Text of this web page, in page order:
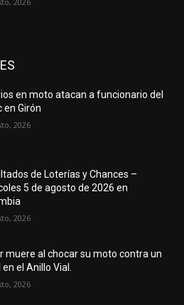
en moto atacan a funcionario del
en Girón
2026
de Loterías y Chances –
5 de agosto de 2026 en
2026
muere al chocar su moto contra un
el Anillo Vial.
2026